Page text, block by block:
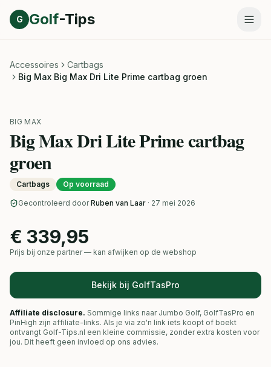
Direct naar inhoud
G Golf-Tips
Accessoires
Cartbags
Big Max Big Max Dri Lite Prime cartbag groen
BIG MAX
Big Max Dri Lite Prime cartbag
groen
Cartbags Op voorraad
Gecontroleerd door Ruben van Laar · 27 mei 2026
€ 339,95
Prijs bij onze partner — kan afwijken op de webshop
Bekijk bij GolfTasPro
Affiliate disclosure. Sommige links naar Jumbo Golf, GolfTasPro en
PinHigh zijn affiliate-links. Als je via zo'n link iets koopt of boekt
ontvangt Golf-Tips.nl een kleine commissie, zonder extra kosten voor
jou. Dit heeft geen invloed op ons advies.